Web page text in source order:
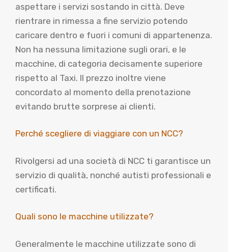
aspettare i servizi sostando in città. Deve
rientrare in rimessa a fine servizio potendo
caricare dentro e fuori i comuni di appartenenza.
Non ha nessuna limitazione sugli orari, e le
macchine, di categoria decisamente superiore
rispetto al Taxi. Il prezzo inoltre viene
concordato al momento della prenotazione
evitando brutte sorprese ai clienti.
Perché scegliere di viaggiare con un NCC?
Rivolgersi ad una società di NCC ti garantisce un
servizio di qualità, nonché autisti professionali e
certificati.
Quali sono le macchine utilizzate?
Generalmente le macchine utilizzate sono di